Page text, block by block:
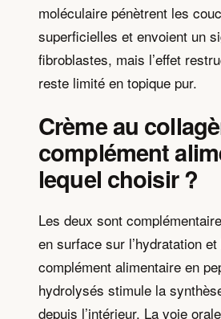
moléculaire pénètrent les
superficielles et envoient un
fibroblastes, mais l’effet
reste limité en topique pur.
Crème au
complément
lequel choisir ?
Les deux sont
en surface sur l’hydratation
complément alimentaire en
hydrolysés stimule la
depuis l’intérieur. La voie